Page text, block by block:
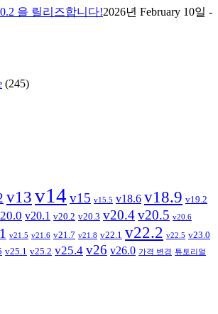
을 릴리즈합니다!2026년 February 10일 -
(245)
v13v14 v15 v15.5 v18.6 v18.9 v19.2
v20.1 v20.2 v20.3 v20.4v20.5 v20.6
v21.5 v21.6 v21.7 v21.8 v22.1 v22.2 v22.5 v23.0
v25.1 v25.2 v25.4 v26 v26.0 가격 변경 튜토리얼